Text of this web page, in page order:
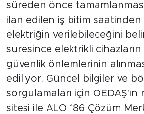
süreden önce
ilan edilen iş bitim saatinden
elektriğin verilebileceğini
süresince elektrikli cihazların
güvenlik önlemlerinin
ediliyor. Güncel bilgiler ve
sorgulamaları için OEDAŞ'ın
sitesi ile ALO 186 Çözüm